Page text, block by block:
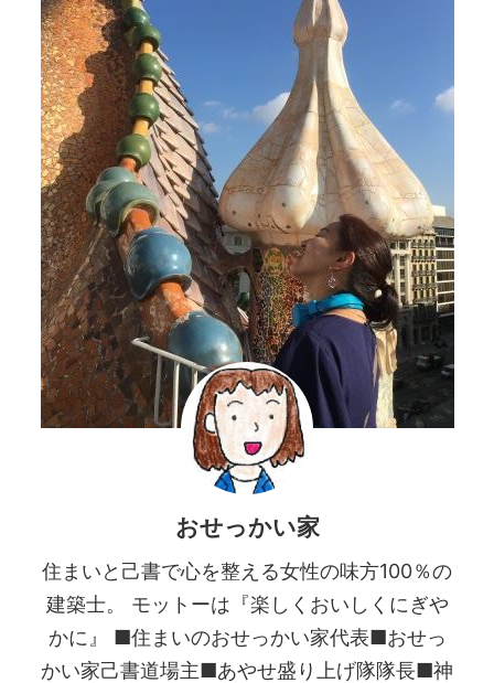
おせっかい家
住まいと己書で心を整える女性の味方100％の
建築士。 モットーは『楽しくおいしくにぎや
かに』 ■住まいのおせっかい家代表■おせっ
かい家己書道場主■あやせ盛り上げ隊隊長■神